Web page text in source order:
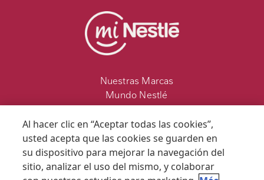
Nuestras Marcas
Mundo Nestlé
Contenidos para ti
Al hacer clic en “Aceptar todas las cookies”,
usted acepta que las cookies se guarden en
su dispositivo para mejorar la navegación del
sitio, analizar el uso del mismo, y colaborar